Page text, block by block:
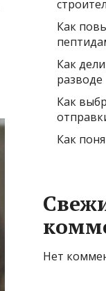
Как
Как
разводе
Как
Как
Нет